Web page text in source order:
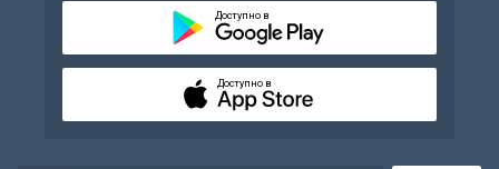
Доступно в
Доступно в